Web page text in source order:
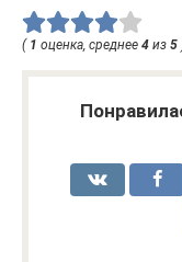
( 1 оценка, среднее 4 из 5